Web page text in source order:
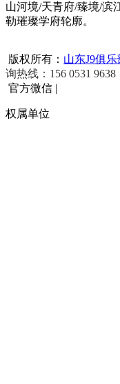
山河境/天青府/臻境/滨
勒璀璨学府轮廓。
版权所有： 山东J9俱
询热线：156 0531 9638
官方微信 |
权属单位